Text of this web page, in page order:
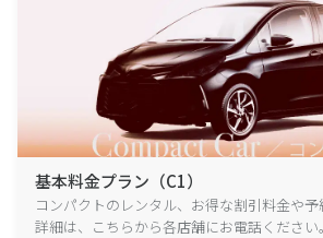
基本料金プラン（C1）
コンパクトのレンタル、お得な割引料金や
詳細は、こちらから各店舗にお電話ください。